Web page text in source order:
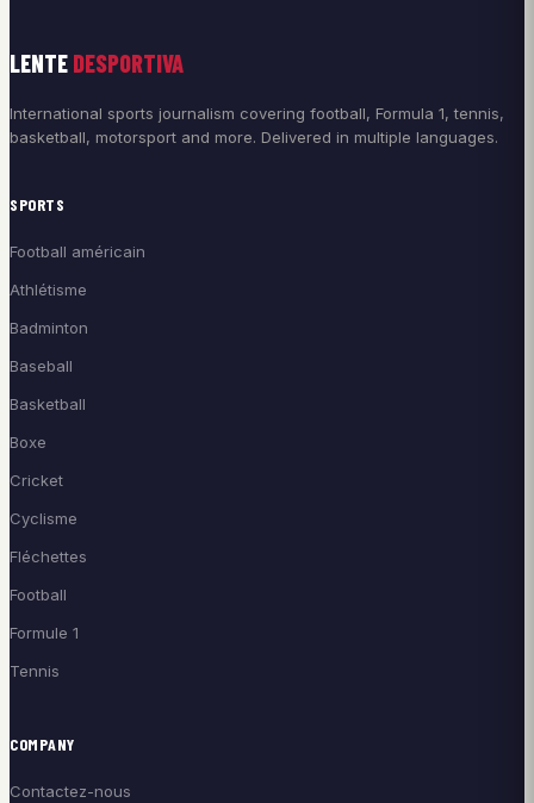
LENTE DESPORTIVA
International sports journalism covering football, Formula 1, tennis,
basketball, motorsport and more. Delivered in multiple languages.
SPORTS
Football américain
Athlétisme
Badminton
Baseball
Basketball
Boxe
Cricket
Cyclisme
Fléchettes
Football
Formule 1
Tennis
COMPANY
Contactez-nous